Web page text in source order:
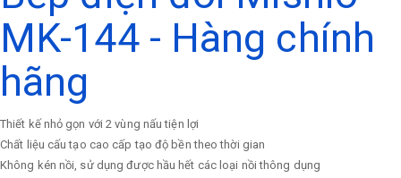
MK-144 - Hàng chính
hãng
Thiết kế nhỏ gọn với 2 vùng nấu tiện lợi
Chất liệu cấu tạo cao cấp tạo độ bền theo thời gian
Không kén nồi, sử dụng được hầu hết các loại nồi thông dụng